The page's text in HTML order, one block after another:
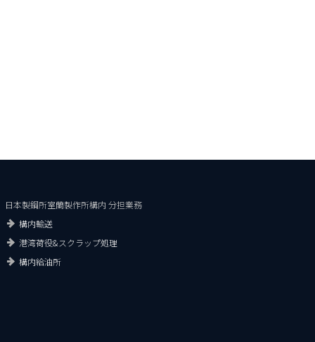
日本製鋼所室蘭製作所構内 分担業務
構内輸送
港湾荷役&スクラップ処理
構内給油所